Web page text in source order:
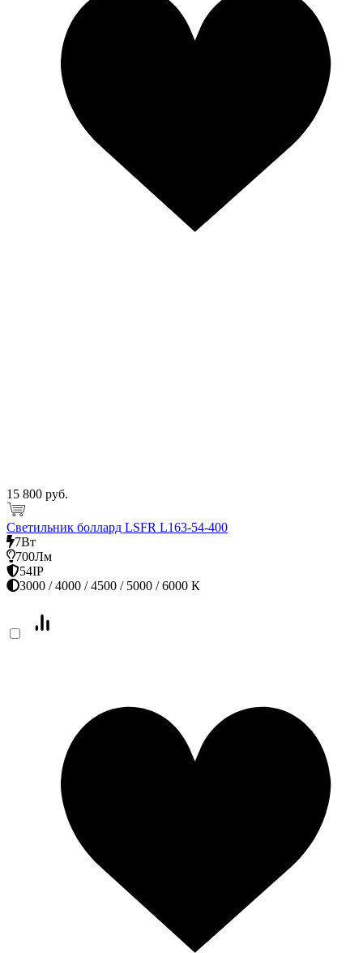
15 800 руб.
Светильник боллард LSFR L163-54-400
7Вт
700Лм
54IP
3000 / 4000 / 4500 / 5000 / 6000 К